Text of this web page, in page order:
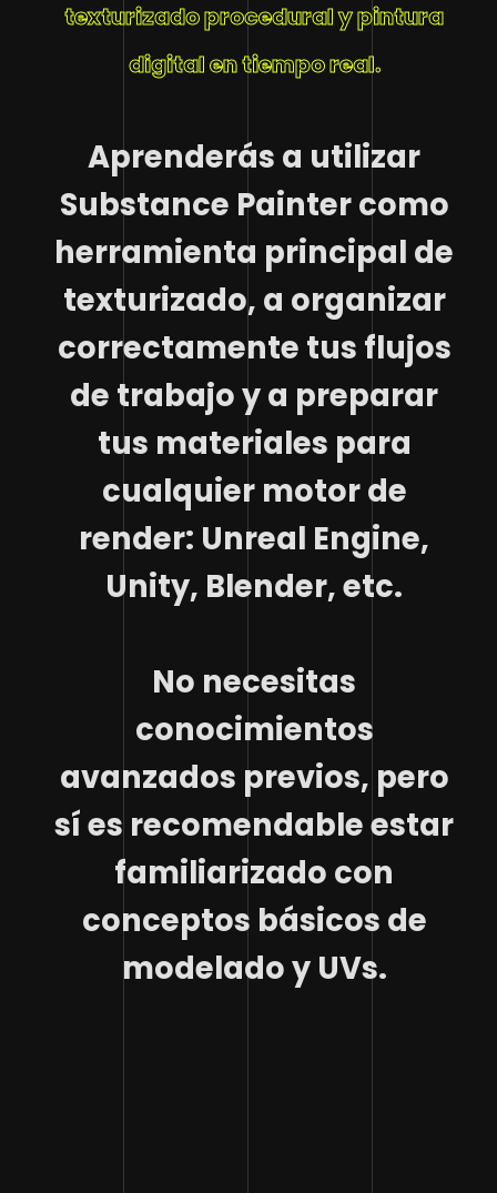
texturizado procedural y pintura
digital en tiempo real.
Aprenderás a utilizar
Substance Painter como
herramienta principal de
texturizado, a organizar
correctamente tus flujos
de trabajo y a preparar
tus materiales para
cualquier motor de
render: Unreal Engine,
Unity, Blender, etc.
No necesitas
conocimientos
avanzados previos, pero
sí es recomendable estar
familiarizado con
conceptos básicos de
modelado y UVs.